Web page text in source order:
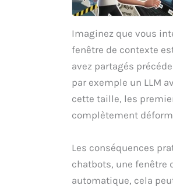
Imaginez que vous
fenêtre de contexte
avez partagés
par exemple un LLM
cette taille, les
complètement
Les conséquences
chatbots, une fenêtre
automatique, cela